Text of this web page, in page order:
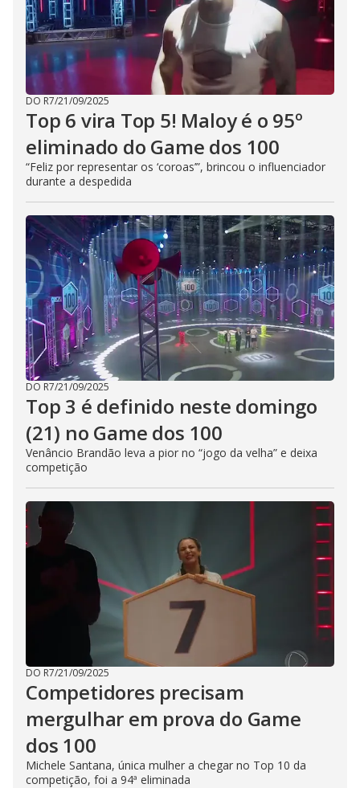
DO R7/21/09/2025
Top 6 vira Top 5! Maloy é o 95º
eliminado do Game dos 100
“Feliz por representar os ‘coroas’”, brincou o influenciador
durante a despedida
DO R7/21/09/2025
Top 3 é definido neste domingo
(21) no Game dos 100
Venâncio Brandão leva a pior no “jogo da velha” e deixa
competição
DO R7/21/09/2025
Competidores precisam
mergulhar em prova do Game
dos 100
Michele Santana, única mulher a chegar no Top 10 da
competição, foi a 94ª eliminada